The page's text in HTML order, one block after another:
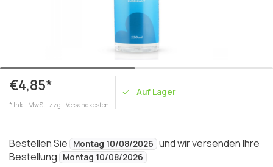
€4,85*
* Inkl. MwSt. zzgl. Versandkosten
Auf Lager
Bestellen Sie Montag 10/08/2026 und wir versenden Ihre
Bestellung
Montag 10/08/2026